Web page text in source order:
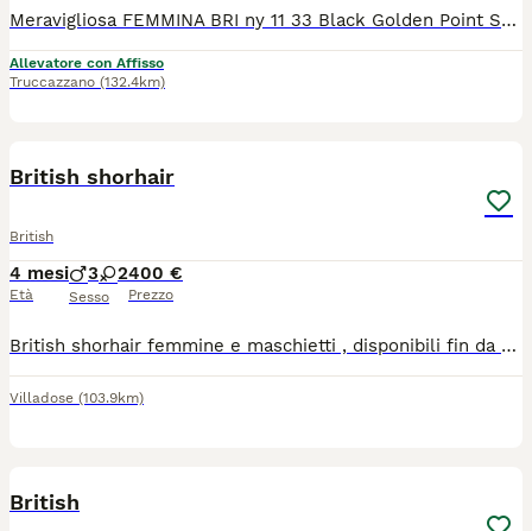
Meravigliosa FEMMINA BRI ny 11 33 Black Golden Point Shaded e meraviglioso maschio ny 11 Black Golden Shaded. Pedigree ENFI PKD negativo , libretto sanitario, doppio vaccino, microchip. Genitori testati FIV/Felv negativi, PKD negativo. Per info 3488077518 Miss Candy
Allevatore con Affisso
Truccazzano (132.4km)
British shorhair
British
4 mesi
Età
3 2
Sesso
400 €
Prezzo
British shorhair femmine e maschietti , disponibili fin da subito con libretto sanitario vaccino e sverminazione . Abbiamo due colori , blu e lillac.
Villadose (103.9km)
British